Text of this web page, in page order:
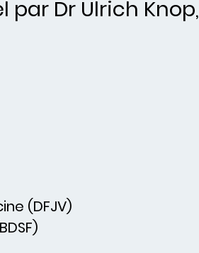
Dr Ulrich Knop,
(DFJV)